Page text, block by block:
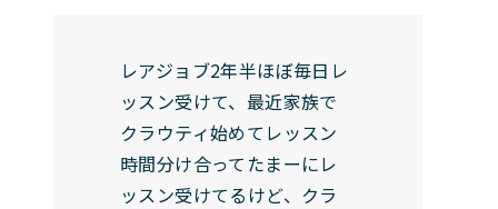
レアジョブ2年半ほぼ毎日レ
ッスン受けて、最近家族で
クラウティ始めてレッスン
時間分け合ってたまーにレ
ッスン受けてるけど、クラ